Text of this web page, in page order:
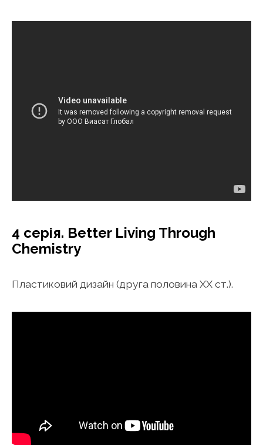
4 серія. Better Living Through
Chemistry
Пластиковий дизайн (друга половина ХХ ст.).